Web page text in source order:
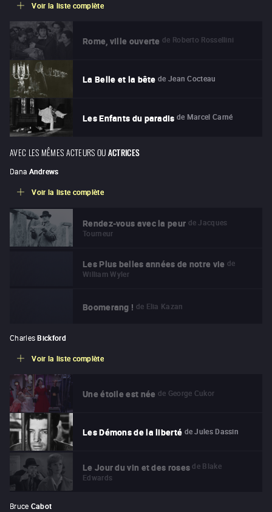
Voir la liste complète
Rome, ville ouverte de Roberto Rossellini
La Belle et la bête de Jean Cocteau
Les Enfants du paradis de Marcel Carné
AVEC LES MÊMES ACTEURS OUACTRICES
Dana Andrews
Voir la liste complète
Rendez-vous avec la peur de Jacques
Tourneur
Les Plus belles années de notre vie de
William Wyler
Boomerang ! de Elia Kazan
Charles Bickford
Voir la liste complète
Une étoile est née de George Cukor
Les Démons de la liberté de Jules Dassin
Le Jour du vin et des roses de Blake
Edwards
Bruce Cabot